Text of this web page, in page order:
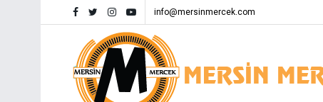
info@mersinmercek.com